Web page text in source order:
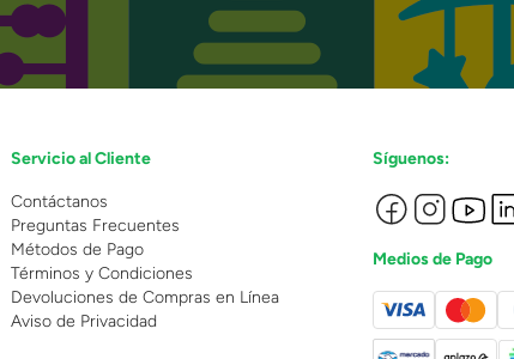
Servicio al Cliente
Contáctanos
Preguntas Frecuentes
Métodos de Pago
Términos y Condiciones
Devoluciones de Compras en Línea
Aviso de Privacidad
Síguenos:
Medios de Pago